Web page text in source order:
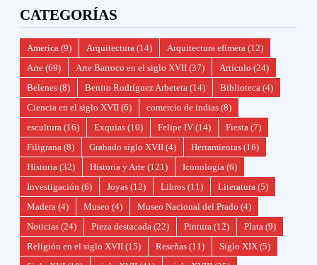
CATEGORÍAS
America (9) Arquitectura (14) Arquitectura efímera (12)
Arte (69) Arte Barroco en el siglo XVII (37) Artículo (24)
Belenes (8) Benito Rodríguez Arbeteta (14) Biblioteca (4)
Ciencia en el siglo XVII (6) comercio de indias (8)
escultura (16) Exquias (10) Felipe IV (14) Fiesta (7)
Filigrana (8) Grabado siglo XVII (4) Herramientas (16)
Historia (32) Historia y Arte (121) Iconología (6)
Investigación (6) Joyas (12) Libros (11) Literatura (5)
Madera (4) Museo (4) Museo Nacional del Prado (4)
Noticias (24) Pieza destacada (22) Pintura (12) Plata (9)
Religión en el siglo XVII (15) Reseñas (11) Siglo XIX (5)